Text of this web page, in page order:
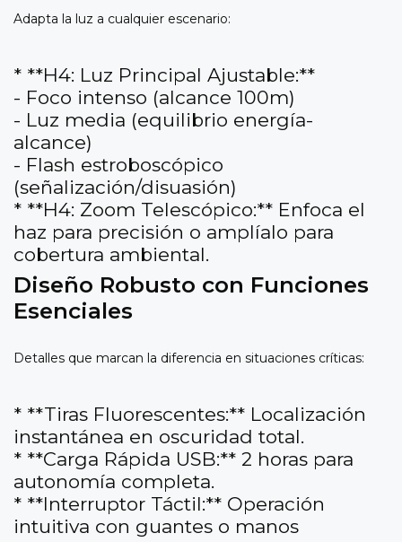
Adapta la luz a cualquier escenario:
* **H4: Luz Principal Ajustable:**
- Foco intenso (alcance 100m)
- Luz media (equilibrio energía-
alcance)
- Flash estroboscópico
(señalización/disuasión)
* **H4: Zoom Telescópico:** Enfoca el
haz para precisión o amplíalo para
cobertura ambiental.
Diseño Robusto con Funciones
Esenciales
Detalles que marcan la diferencia en situaciones críticas:
* **Tiras Fluorescentes:** Localización
instantánea en oscuridad total.
* **Carga Rápida USB:** 2 horas para
autonomía completa.
* **Interruptor Táctil:** Operación
intuitiva con guantes o manos